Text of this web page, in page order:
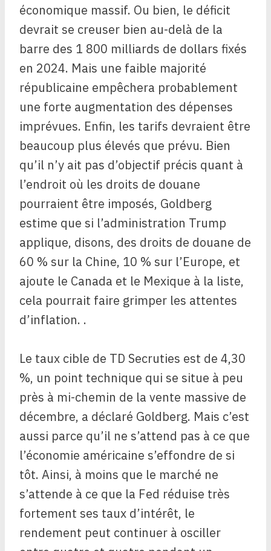
économique massif. Ou bien, le déficit
devrait se creuser bien au-delà de la
barre des 1 800 milliards de dollars fixés
en 2024. Mais une faible majorité
républicaine empêchera probablement
une forte augmentation des dépenses
imprévues. Enfin, les tarifs devraient être
beaucoup plus élevés que prévu. Bien
qu’il n’y ait pas d’objectif précis quant à
l’endroit où les droits de douane
pourraient être imposés, Goldberg
estime que si l’administration Trump
applique, disons, des droits de douane de
60 % sur la Chine, 10 % sur l’Europe, et
ajoute le Canada et le Mexique à la liste,
cela pourrait faire grimper les attentes
d’inflation. .
Le taux cible de TD Secruties est de 4,30
%, un point technique qui se situe à peu
près à mi-chemin de la vente massive de
décembre, a déclaré Goldberg. Mais c’est
aussi parce qu’il ne s’attend pas à ce que
l’économie américaine s’effondre de si
tôt. Ainsi, à moins que le marché ne
s’attende à ce que la Fed réduise très
fortement ses taux d’intérêt, le
rendement peut continuer à osciller